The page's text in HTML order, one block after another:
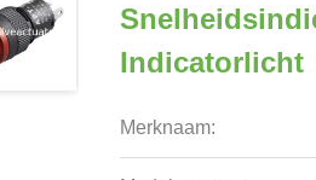
Indicatorlicht
Merknaam: